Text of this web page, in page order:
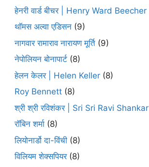
हेनरी वार्ड बीचर | Henry Ward Beecher
थॉमस अल्वा एडिसन (9)
नागवार रामाराव नारायण मूर्ति (9)
नेपोलियन बोनापार्ट (8)
हेलन केलर | Helen Keller (8)
Roy Bennett (8)
श्री श्री रविशंकर | Sri Sri Ravi Shankar
रॉबिन शर्मा (8)
लियोनार्डो दा-विंची (8)
विलियम शेक्सपियर(8)